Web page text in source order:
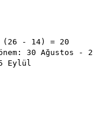
(26 - 14) = 20
30 Ağustos - 2
Eylül